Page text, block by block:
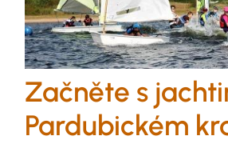
Začněte s
Pardubickém